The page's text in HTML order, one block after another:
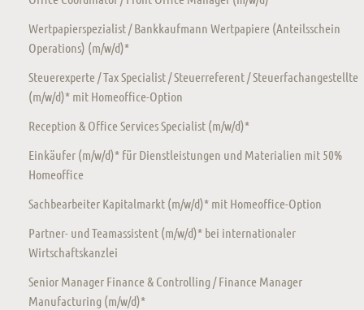
Wertpapierspezialist / Bankkaufmann Wertpapiere (Anteilsschein
Operations) (m/w/d)*
Steuerexperte / Tax Specialist / Steuerreferent / Steuerfachangestellte
(m/w/d)* mit Homeoffice-Option
Reception & Office Services Specialist (m/w/d)*
Einkäufer (m/w/d)* für Dienstleistungen und Materialien mit 50%
Homeoffice
Sachbearbeiter Kapitalmarkt (m/w/d)* mit Homeoffice-Option
Partner- und Teamassistent (m/w/d)* bei internationaler
Wirtschaftskanzlei
Senior Manager Finance & Controlling / Finance Manager
Manufacturing (m/w/d)*